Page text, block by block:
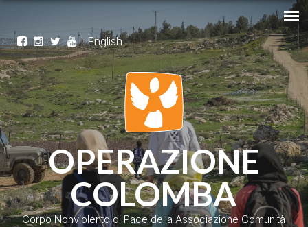
|English
OPERAZIONE
COLOMBA
Corpo Nonviolento di Pace della Associazione Comunità